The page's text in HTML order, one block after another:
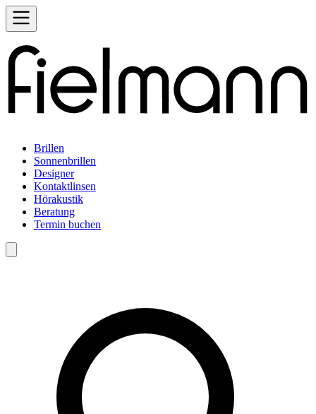
Brillen
Sonnenbrillen
Designer
Kontaktlinsen
Hörakustik
Beratung
Termin buchen